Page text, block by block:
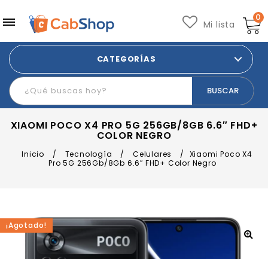
0
Mi lista
CATEGORÍAS
XIAOMI POCO X4 PRO 5G 256GB/8GB 6.6″ FHD+
COLOR NEGRO
Inicio / Tecnología / Celulares /
Xiaomi Poco X4
Pro 5G 256Gb/8Gb 6.6″ FHD+ Color Negro
¡Agotado!